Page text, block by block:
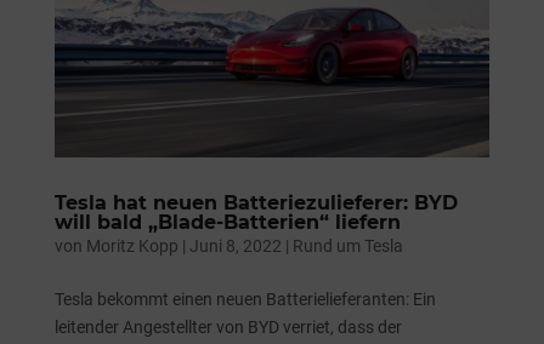
Tesla hat neuen Batteriezulieferer: BYD
will bald „Blade-Batterien“ liefern
von Moritz Kopp | Juni 8, 2022 | Rund um Tesla
Tesla bekommt einen neuen Batterielieferanten: Ein
leitender Angestellter von BYD verriet, dass der